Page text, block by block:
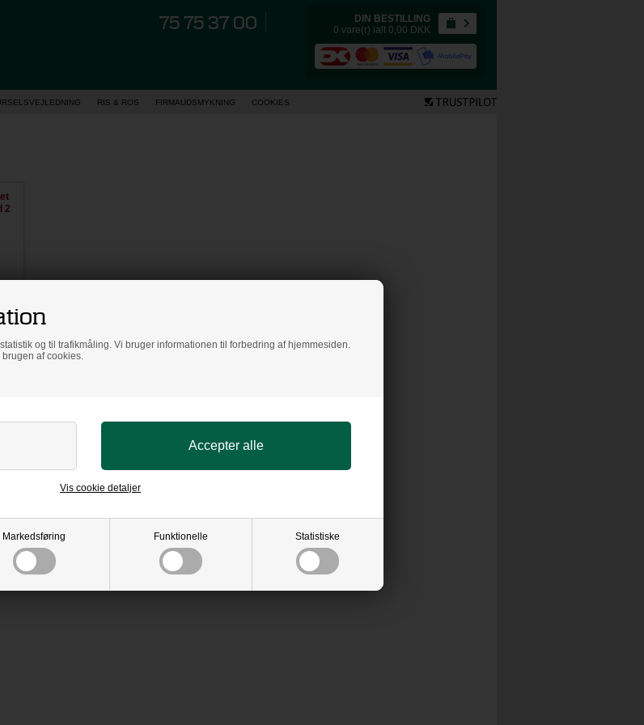
og til trafikmåling. Vi bruger informationen til forbedring af hjemmesiden.
af cookies.
Markedsføring Funktionelle Statistiske
Vis cookie detaljer
75 75 37 00
DIN BESTILLING
0 vare(r) ialt 0,00 DKK
RIS & ROS FIRMAUDSMYKNING COOKIES
2